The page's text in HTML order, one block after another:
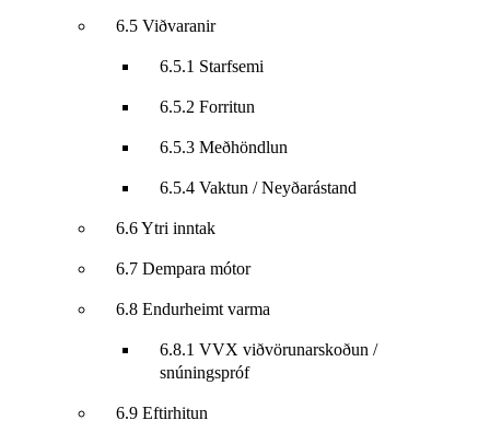
6.5 Viðvaranir
6.5.1 Starfsemi
6.5.2 Forritun
6.5.3 Meðhöndlun
6.5.4 Vaktun / Neyðarástand
6.6 Ytri inntak
6.7 Dempara mótor
6.8 Endurheimt varma
6.8.1 VVX viðvörunarskoðun /
snúningspróf
6.9 Eftirhitun